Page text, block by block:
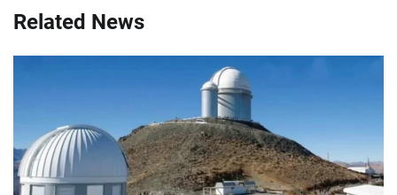
Related News